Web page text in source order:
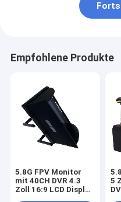
Empfohlene Produkte
5.8G FPV Monitor
mit 40CH DVR 4.3
Zoll 16:9 LCD Display
5